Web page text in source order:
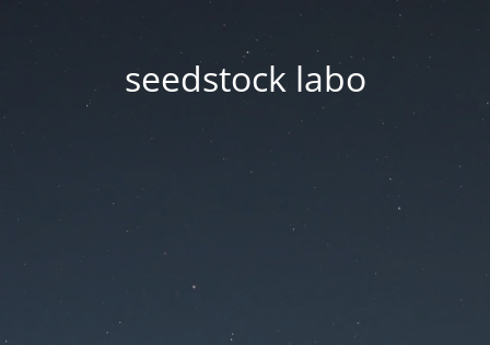
seedstock labo